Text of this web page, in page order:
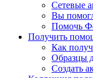
Сетевые
Вы
Помочь
Получить
Как
Образцы
Создать